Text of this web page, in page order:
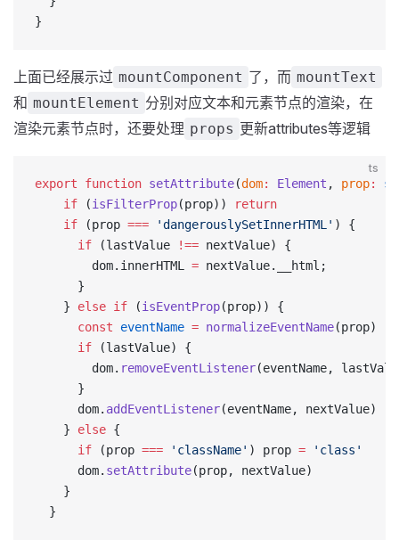
}
上面已经展示过 mountComponent 了，而 mountText
和 mountElement 分别对应文本和元素节点的渲染，在
渲染元素节点时，还要处理 props 更新attributes等逻辑
ts
export function setAttribute(dom: Element , prop:
    if
(isFilterProp(prop))
return
    if
(prop === 'dangerouslySetInnerHTML' ) {
      if
(lastValue !== nextValue) {
        dom.innerHTML
= nextValue.__html;
      }
    }
else if (isEventProp(prop)) {
      const
eventName = normalizeEventName(prop)
      if
(lastValue) {
        dom.
removeEventListener(eventName,
      }
      dom.
addEventListener(eventName, nextValue)
    }
else {
      if
(prop === 'className' ) prop = 'class'
      dom.
setAttribute(prop, nextValue)
    }
  }